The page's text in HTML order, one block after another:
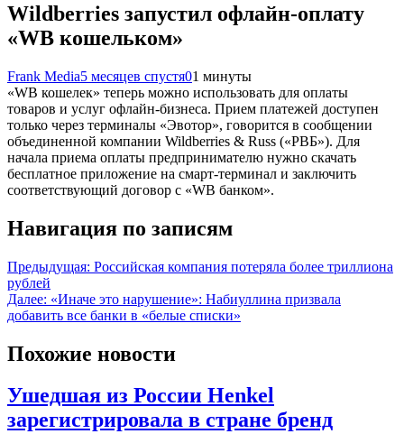
Wildberries запустил офлайн-оплату
«WB кошельком»
Frank Media5 месяцев спустя01 минуты
«WB кошелек» теперь можно использовать для оплаты
товаров и услуг офлайн-бизнеса. Прием платежей доступен
только через терминалы «Эвотор», говорится в сообщении
объединенной компании Wildberries & Russ («РВБ»). Для
начала приема оплаты предпринимателю нужно скачать
бесплатное приложение на смарт-терминал и заключить
соответствующий договор с «WB банком».
Навигация по записям
Предыдущая: Российская компания потеряла более триллиона
рублей
Далее: «Иначе это нарушение»: Набиуллина призвала
добавить все банки в «белые списки»
Похожие новости
Ушедшая из России Henkel
зарегистрировала в стране бренд